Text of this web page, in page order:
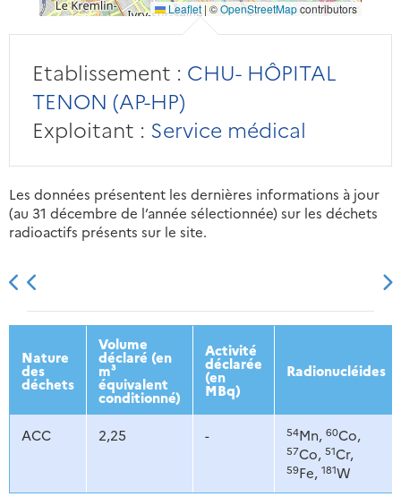
Leaflet |©OpenStreetMapcontributors
Etablissement : CHU- HÔPITAL
TENON (AP-HP)
Exploitant : Service médical
Les données présentent les dernières informations à jour
(au 31 décembre de l’année sélectionnée) sur les déchets
radioactifs présents sur le site.
2013 2014 2015 2016
Nature
des
déchets
Volume
déclaré (en
m³
équivalent
conditionné)
Activité
déclarée
(en
MBq)
Radionucléides
ACC 2,25 - 54Mn, 60Co,
57Co, 51Cr,
59Fe, 181W